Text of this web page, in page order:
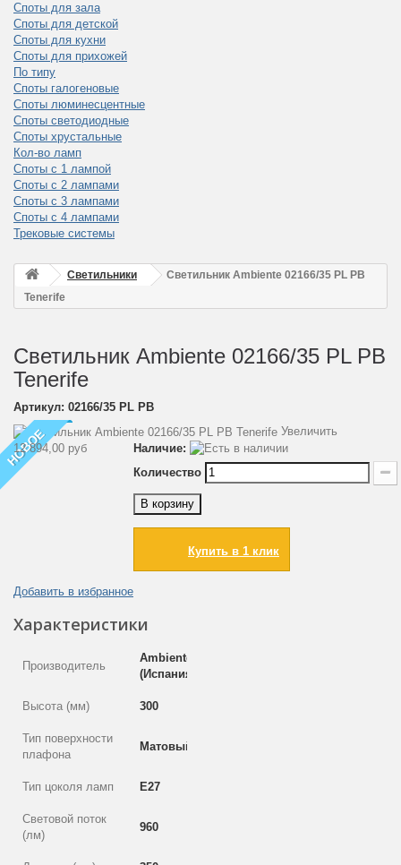
Споты для зала
Споты для детской
Споты для кухни
Споты для прихожей
По типу
Споты галогеновые
Споты люминесцентные
Споты светодиодные
Споты хрустальные
Кол-во ламп
Споты с 1 лампой
Споты с 2 лампами
Споты с 3 лампами
Споты с 4 лампами
Трековые системы
Светильники
Светильник Ambiente 02166/35 PL PB
Tenerife
Светильник Ambiente 02166/35 PL PB
Tenerife
Артикул: 02166/35 PL PB
НОВОЕ
Увеличить
12 894,00 руб
Добавить в избранное
Наличие:
Количество
В корзину
Купить в 1 клик
Характеристики
Производитель
Ambiente
(Испания)
Высота (мм) 300
Тип поверхности
плафона
Матовый
Тип цоколя ламп E27
Световой поток
(лм)
960